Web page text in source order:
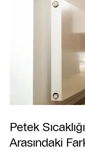
Petek
Arasındaki